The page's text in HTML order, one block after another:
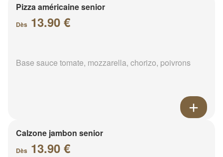
Pizza américaine senior
Dès 13.90 €
Base sauce tomate, mozzarella, chorizo, poivrons
Calzone jambon senior
Dès 13.90 €